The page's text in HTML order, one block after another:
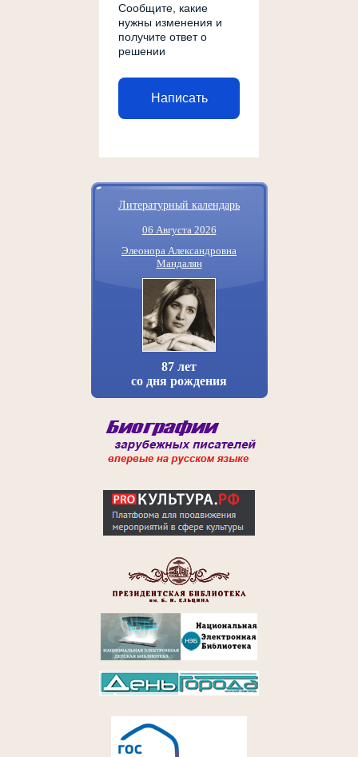
Сообщите, какие
нужны изменения и
получите ответ о
решении
Написать
Литературный календарь
06 Августа 2026
Элеонора Александровна
Мандалян
87 лет
со дня рождения